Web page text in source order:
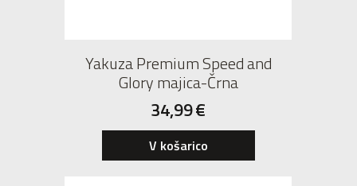
Yakuza Premium Speed and
Glory majica-Črna
34,99€
V košarico